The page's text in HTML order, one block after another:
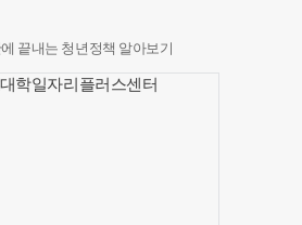
끝내는 청년정책 알아보기